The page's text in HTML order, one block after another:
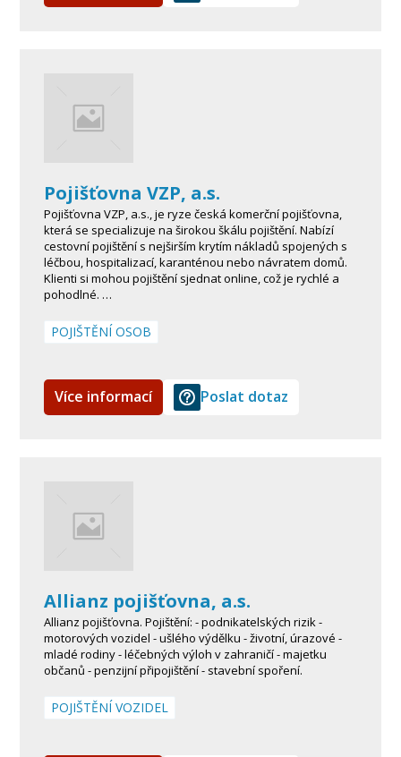
Pojišťovna VZP, a.s.
Pojišťovna VZP, a.s., je ryze česká komerční pojišťovna,
která se specializuje na širokou škálu pojištění. Nabízí
cestovní pojištění s nejširším krytím nákladů spojených s
léčbou, hospitalizací, karanténou nebo návratem domů.
Klienti si mohou pojištění sjednat online, což je rychlé a
pohodlné. …
POJIŠTĚNÍ OSOB
Více informací Poslat dotaz
Allianz pojišťovna, a.s.
Allianz pojišťovna. Pojištění: - podnikatelských rizik -
motorových vozidel - ušlého výdělku - životní, úrazové -
mladé rodiny - léčebných výloh v zahraničí - majetku
občanů - penzijní připojištění - stavební spoření.
POJIŠTĚNÍ VOZIDEL